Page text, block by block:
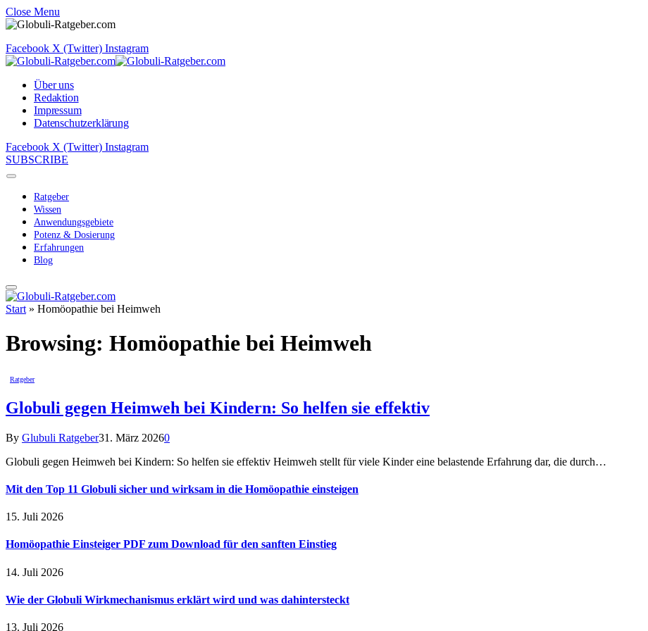
Close Menu
Facebook X (Twitter) Instagram
Über uns
Redaktion
Impressum
Datenschutzerklärung
Facebook X (Twitter) Instagram
SUBSCRIBE
Ratgeber
Wissen
Anwendungsgebiete
Potenz & Dosierung
Erfahrungen
Blog
Start » Homöopathie bei Heimweh
Browsing: Homöopathie bei Heimweh
Ratgeber
Globuli gegen Heimweh bei Kindern: So helfen sie effektiv
By Glubuli Ratgeber31. März 20260
Globuli gegen Heimweh bei Kindern: So helfen sie effektiv Heimweh stellt für viele Kinder eine belastende Erfahrung dar, die durch…
Mit den Top 11 Globuli sicher und wirksam in die Homöopathie einsteigen
15. Juli 2026
Homöopathie Einsteiger PDF zum Download für den sanften Einstieg
14. Juli 2026
Wie der Globuli Wirkmechanismus erklärt wird und was dahintersteckt
13. Juli 2026